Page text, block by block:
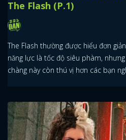
The Flash (P.1)
The Flash thường được hiểu đơn
năng lực là tốc độ siêu phàm,
chàng này còn thú vị hơn các bạn